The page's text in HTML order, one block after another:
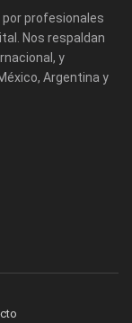
profesionales
Nos respaldan
y
Argentina y